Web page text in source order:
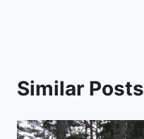
Similar Posts